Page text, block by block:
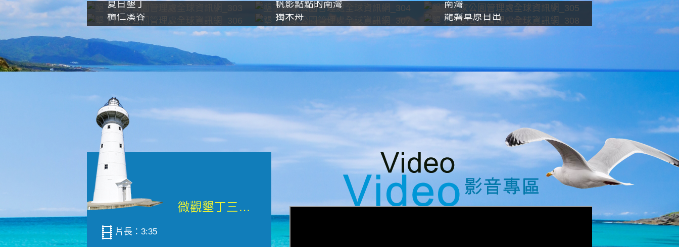
夏日墾丁 帆影點點的南灣
南灣
欖仁溪谷
獨木舟 龍磐草原日出
微觀墾丁三部曲 重生....
片長：3:35